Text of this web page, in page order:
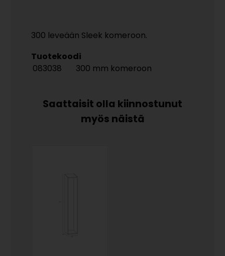
300 leveään Sleek komeroon.
Tuotekoodi
083038
300 mm komeroon